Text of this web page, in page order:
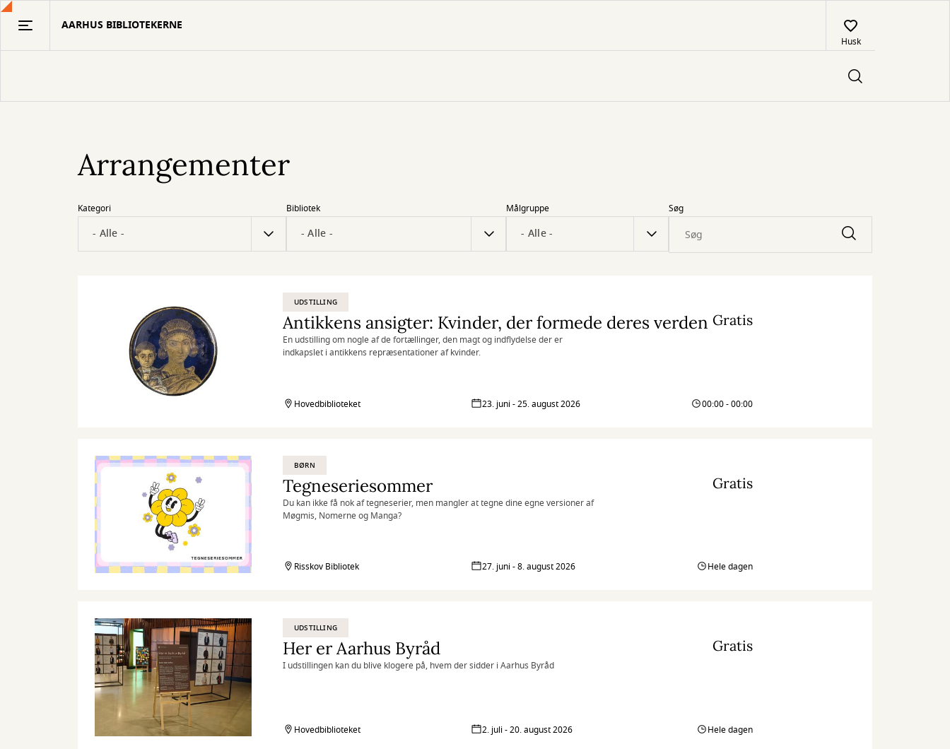
Gå
AARHUS BIBLIOTEKERNE
Husk
Arrangementer
Kategori Bibliotek Målgruppe Søg
UDSTILLING
Antikkens ansigter: Kvinder, der formede deres verden
En udstilling om nogle af de fortællinger, den magt og indflydelse der er
indkapslet i antikkens repræsentationer af kvinder.
Gratis
Hovedbiblioteket 23. juni - 25. august 2026 00:00 - 00:00
BØRN
Tegneseriesommer
Du kan ikke få nok af tegneserier, men mangler at tegne dine egne versioner af
Møgmis, Nomerne og Manga?
Gratis
Risskov Bibliotek 27. juni - 8. august 2026 Hele dagen
UDSTILLING
Her er Aarhus Byråd
I udstillingen kan du blive klogere på, hvem der sidder i Aarhus Byråd
Gratis
Hovedbiblioteket 2. juli - 20. august 2026 Hele dagen